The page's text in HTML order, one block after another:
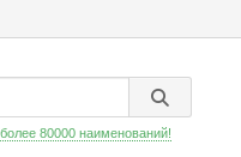
80000 наименований!